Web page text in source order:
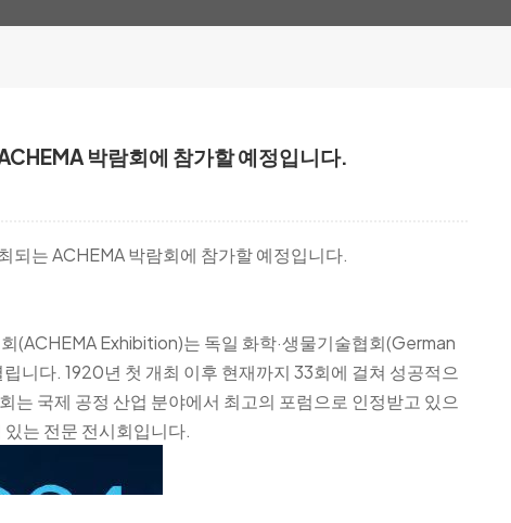
العربية
한국의
박람회에 참가할 예정입니다.
는 ACHEMA 박람회에 참가할 예정입니다.
(ACHEMA Exhibition)는 독일 화학·생물기술협회(German
다. 1920년 첫 개최 이후 현재까지 33회에 걸쳐 성공적으
국제 공정 산업 분야에서 최고의 포럼으로 인정받고 있으
는 전문 전시회입니다.